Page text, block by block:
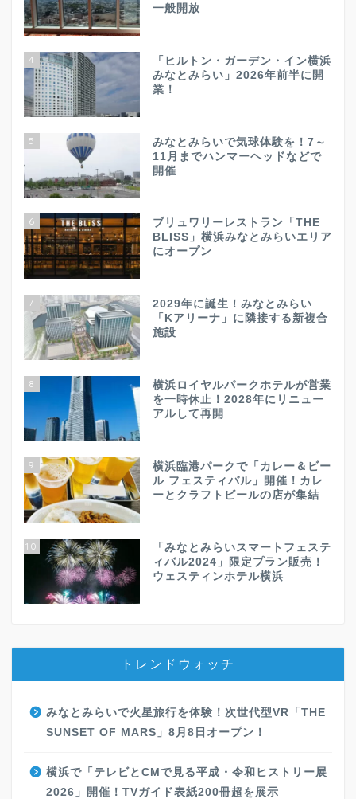
一般開放
4
「ヒルトン・ガーデン・イン横浜
みなとみらい」2026年前半に開
業！
5
みなとみらいで気球体験を！7～
11月までハンマーヘッドなどで
開催
6
ブリュワリーレストラン「THE
BLISS」横浜みなとみらいエリア
にオープン
7
2029年に誕生！みなとみらい
「Kアリーナ」に隣接する新複合
施設
8
横浜ロイヤルパークホテルが営業
を一時休止！2028年にリニュー
アルして再開
9
横浜臨港パークで「カレー＆ビー
ル フェスティバル」開催！カレ
ーとクラフトビールの店が集結
10
「みなとみらいスマートフェステ
ィバル2024」限定プラン販売！
ウェスティンホテル横浜
トレンドウォッチ
みなとみらいで火星旅行を体験！次世代型VR「THE
SUNSET OF MARS」8月8日オープン！
横浜で「テレビとCMで見る平成・令和ヒストリー展
2026」開催！TVガイド表紙200冊超を展示